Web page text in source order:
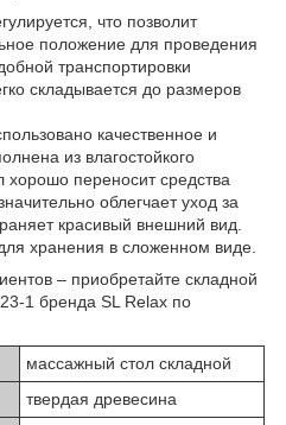
что позволит
положение для проведения
транспортировки
складывается до размеров
качественное и
из влагостойкого
переносит средства
облегчает уход за
красивый внешний вид.
хранения в сложенном виде.
– приобретайте складной
1 бренда SL Relax по
массажный стол складной
твердая древесина